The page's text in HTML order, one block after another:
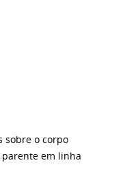
sobre o corpo
em linha